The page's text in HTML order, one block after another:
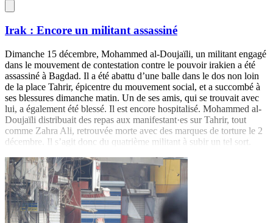
Irak : Encore un militant assassiné
Dimanche 15 décembre, Mohammed al-Doujaïli, un militant engagé
dans le mouvement de contestation contre le pouvoir irakien a été
assassiné à Bagdad. Il a été abattu d’une balle dans le dos non loin
de la place Tahrir, épicentre du mouvement social, et a succombé à
ses blessures dimanche matin. Un de ses amis, qui se trouvait avec
lui, a également été blessé. Il est encore hospitalisé. Mohammed al-
Doujaïli distribuait des repas aux manifestant·es sur Tahrir, tout
comme Zahra Ali, retrouvée morte avec des marques de torture le 2
décembre. Il s’agit donc du quatrième militant à subir un tel sort.